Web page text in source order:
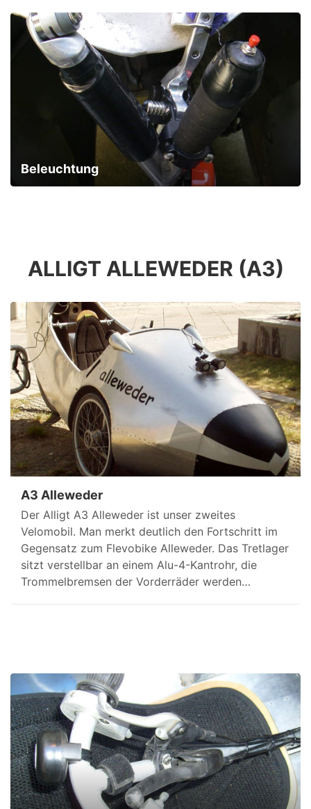
Beleuchtung
ALLIGT ALLEWEDER (A3)
A3 Alleweder
Der Alligt A3 Alleweder ist unser zweites
Velomobil. Man merkt deutlich den Fortschritt im
Gegensatz zum Flevobike Alleweder. Das Tretlager
sitzt verstellbar an einem Alu-4-Kantrohr, die
Trommelbremsen der Vorderräder werden…